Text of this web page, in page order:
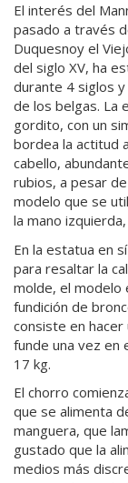
El interés del
pasado a través
Duquesnoy el
del siglo XV, ha
durante 4 siglos
de los belgas. La
gordito, con un
bordea la actitud
cabello,
rubios, a pesar
modelo que se
la mano
En la estatua en
para resaltar la
molde, el modelo
fundición de
consiste en
funde una vez en
17 kg.
El chorro
que se alimenta
manguera, que
gustado que la
medios más